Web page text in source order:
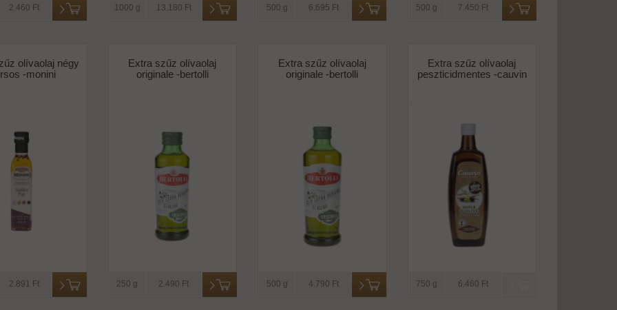
2.460 Ft 1000 g 13.180 Ft 500 g 6.695 Ft 500 g 7.450 Ft
olívaolaj négy
-monini
2.891 Ft
Extra szűz olívaolaj
originale -bertolli
250 g 2.490 Ft
Extra szűz olívaolaj
originale -bertolli
500 g 4.790 Ft
Extra szűz olívaolaj
peszticidmentes -cauvin
750 g 6.460 Ft